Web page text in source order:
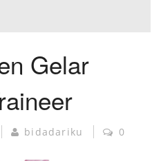
Gelar
bidadariku 0